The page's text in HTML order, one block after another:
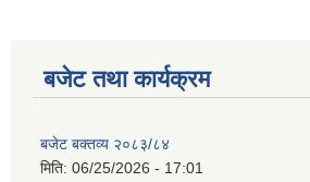
बजेट तथा कार्यक्रम
बजेट बक्तव्य २०८३/८४
मिति: 06/25/2026 - 17:01